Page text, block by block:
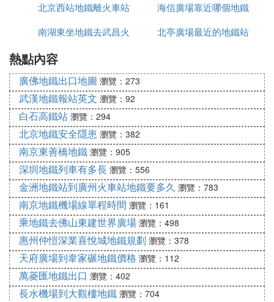
『柒』 廣州從金洲地鐵站到廣州火車站怎
金洲地鐵站
到
廣州火車站
最佳公交方案地鐵4號線(車陂南-金洲)→地鐵5號線
(文沖-滘口)
分鍾回/換乘2次起點
金洲地鐵站答從金洲出發乘坐地鐵4號線(車陂南-金
洲)在車陂南換乘地鐵5號線(文沖-滘口)抵達廣州火車
站.步行至終點終點
廣州火車站
『捌』 金州地鐵到廣州火車站怎麼坐
金洲站乘坐地鐵四號線（坐13站）到地鐵車陂南站轉
乘地鐵五號線（坐12站）到地鐵廣州火車站A出入口
下。走約10米到廣州火車站
北京西站地鐵離火車站
有多遠
海信廣場靠近哪個地鐵
站
南湖東坐地鐵去武昌火
北亭廣場最近的地鐵站
熱點內容
廣佛地鐵出口地圖 瀏覽：273
武漢地鐵報站英文 瀏覽：92
白石高鐵站 瀏覽：294
北京地鐵安全隱患 瀏覽：382
南京東善橋地鐵 瀏覽：905
深圳地鐵列車有多長 瀏覽：556
金洲地鐵站到廣州火車站地鐵要多久 瀏覽：783
南京地鐵機場線單程時間 瀏覽：161
乘地鐵去佛山東建世界廣場 瀏覽：498
惠州仲愷深業喜悅城地鐵規劃 瀏覽：378
天府廣場到韋家碾地鐵價格 瀏覽：112
萬菱匯地鐵出口 瀏覽：402
長水機場到大觀樓地鐵 瀏覽：704